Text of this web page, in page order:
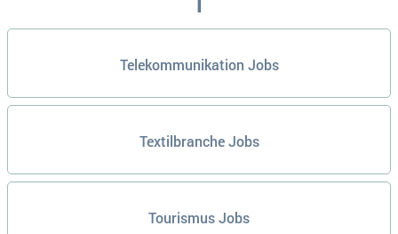
Telekommunikation Jobs
Textilbranche Jobs
Tourismus Jobs